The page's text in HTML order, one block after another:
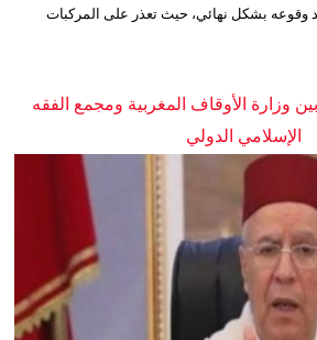
وقوعه بشكل نهائي، حيث تعذر على المركبات
وزارة الأوقاف المغربية ومجمع الفقه
الإسلامي الدولي